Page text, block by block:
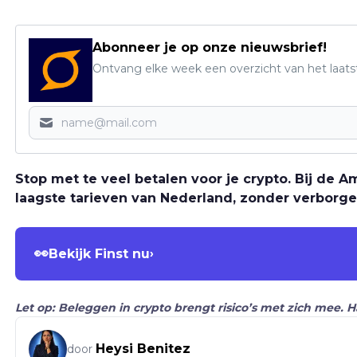
Abonneer je op onze nieuwsbrief!
Ontvang elke week een overzicht van het
Stop met te veel betalen voor je crypto. Bij de
laagste tarieven van Nederland, zonder
👀Bekijk Finst nu›
Let op: Beleggen in crypto brengt risico’s met zich mee.
door Heysi Benitez